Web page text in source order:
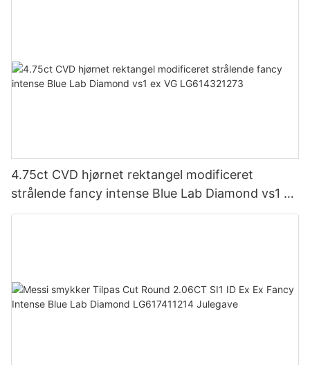
4.75ct CVD hjørnet rektangel modificeret
strålende fancy intense Blue Lab Diamond vs1 ex
VG LG614321273